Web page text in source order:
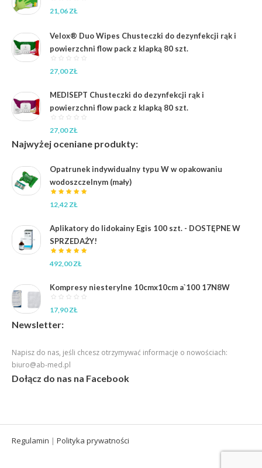
21,06 ZŁ
Velox® Duo Wipes Chusteczki do dezynfekcji rąk i
powierzchni flow pack z klapką 80 szt.
27,00ZŁ
MEDISEPT Chusteczki do dezynfekcji rąk i
powierzchni flow pack z klapką 80 szt.
27,00ZŁ
Najwyżej oceniane produkty:
Opatrunek indywidualny typu W w opakowaniu
wodoszczelnym (mały)
12,42 ZŁ
Aplikatory do lidokainy Egis 100 szt. - DOSTĘPNE W
SPRZEDAŻY!
492,00ZŁ
Kompresy niesterylne 10cmx10cm a`100 17N8W
17,90ZŁ
Newsletter:
Napisz do nas, jeśli chcesz otrzymywać informacje o nowościach:
biuro@ab-med.pl
Dołącz do nas na Facebook
Regulamin | Polityka prywatności